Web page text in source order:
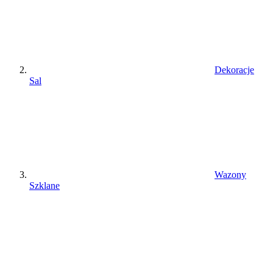
Dekoracje
Sal
Wazony
Szklane